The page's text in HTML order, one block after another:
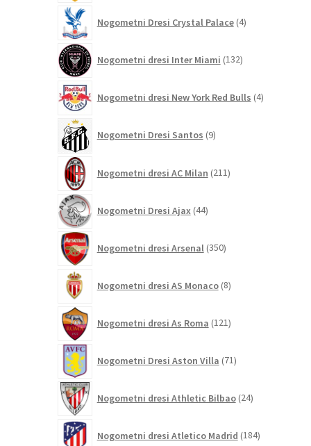
Nogometni Dresi Crystal Palace 4izdelki
Nogometni dresi Inter Miami 132izdelkov
Nogometni dresi New York Red Bulls 4izdelki
Nogometni Dresi Santos 9izdelkov
Nogometni dresi AC Milan 211izdelkov
Nogometni Dresi Ajax 44izdelkov
Nogometni dresi Arsenal 350izdelkov
Nogometni dresi AS Monaco 8izdelkov
Nogometni dresi As Roma 121izdelkov
Nogometni Dresi Aston Villa 71izdelkov
Nogometni dresi Athletic Bilbao 24izdelkov
Nogometni dresi Atletico Madrid 184izdelkov